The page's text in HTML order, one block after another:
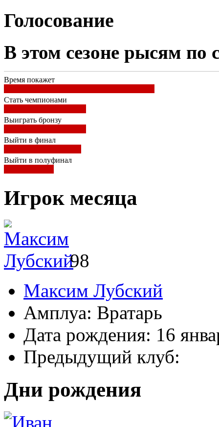
Голосование
В этом сезоне рысям по
Время покажет
Стать чемпионами
Выиграть бронзу
Выйти в финал
Выйти в полуфинал
Игрок месяца
98
Максим Лубский
Амплуа: Вратарь
Дата рождения: 16
Предыдущий клуб:
Дни рождения